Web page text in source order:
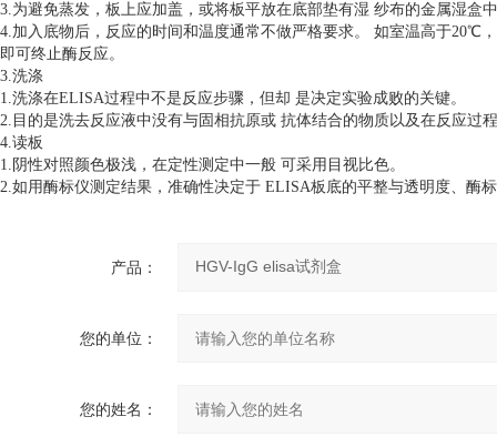
3.为避免蒸发，板上应加盖，或将板平放在底部垫有湿 纱布的金属湿盒
4.加入底物后，反应的时间和温度通常不做严格要求。 如室温高于20℃
即可终止酶反应。
3.洗涤
1.洗涤在ELISA过程中不是反应步骤，但却 是决定实验成败的关键。
2.目的是洗去反应液中没有与固相抗原或 抗体结合的物质以及在反应过
4.读板
1.阴性对照颜色极浅，在定性测定中一般 可采用目视比色。
2.如用酶标仪测定结果，准确性决定于 ELISA板底的平整与透明度、酶
产品：
您的单位：
您的姓名：